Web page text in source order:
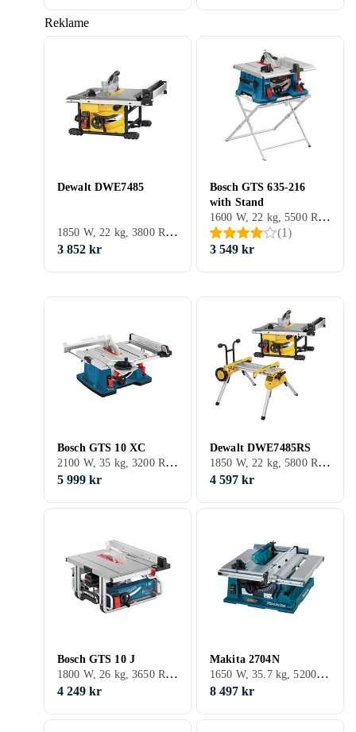
Reklame
Dewalt DWE7485
1850 W, 22 kg, 3800 RPM
3 852 kr
Bosch GTS 635-216
with Stand
1600 W, 22 kg, 5500 RPM
(1)
3 549 kr
Bosch GTS 10 XC
2100 W, 35 kg, 3200 RPM
5 999 kr
Dewalt DWE7485RS
1850 W, 22 kg, 5800 RPM
4 597 kr
Bosch GTS 10 J
1800 W, 26 kg, 3650 RPM
4 249 kr
Makita 2704N
1650 W, 35.7 kg, 5200 RPM
8 497 kr